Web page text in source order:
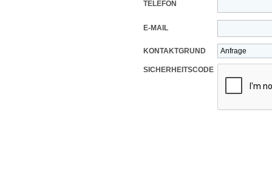
TELEFON
E-MAIL
KONTAKTGRUND
SICHERHEITSCODE